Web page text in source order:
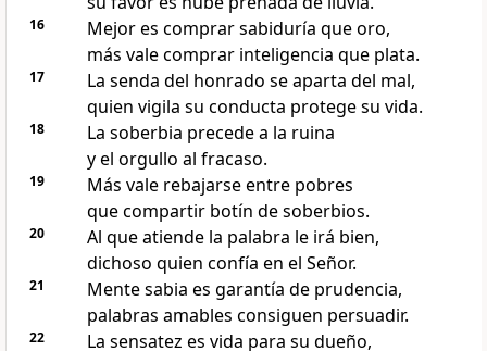
16
Mejor es comprar sabiduría que oro,
más vale comprar inteligencia que plata.
17
La senda del honrado se aparta del mal,
quien vigila su conducta protege su vida.
18
La soberbia precede a la ruina
y el orgullo al fracaso.
19
Más vale rebajarse entre pobres
que compartir botín de soberbios.
20
Al que atiende la palabra le irá bien,
dichoso quien confía en el Señor.
21
Mente sabia es garantía de prudencia,
palabras amables consiguen persuadir.
22
La sensatez es vida para su dueño,